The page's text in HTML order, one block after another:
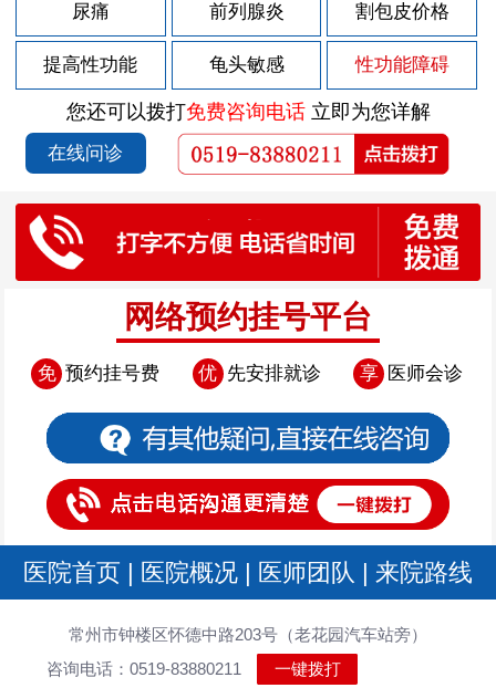
尿痛 前列腺炎 割包皮价格
提高性功能 龟头敏感 性功能障碍
您还可以拨打免费咨询电话立即为您详解
在线问诊
网络预约挂号平台
免 预约挂号费 优 先安排就诊 享 医师会诊
医院首页 | 医院概况 | 医师团队 | 来院路线
常州市钟楼区怀德中路203号（老花园汽车站旁）
咨询电话：0519-83880211
一键拨打